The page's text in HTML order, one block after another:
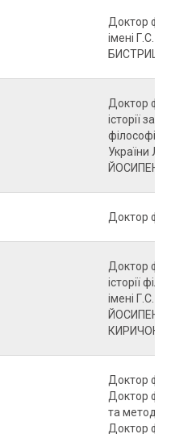
Доктор
імені Г.С.
Доктор
історії
філософії
України
Доктор
Доктор
історії
імені Г.С.
ЙОСИПЕНКО
КИРИЧОК
Доктор
Доктор
та
Доктор